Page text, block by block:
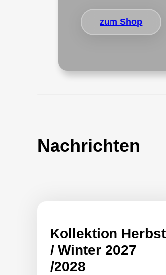
zum Shop
Nachrichten
Kollektion Herbst
/ Winter 2027
/2028